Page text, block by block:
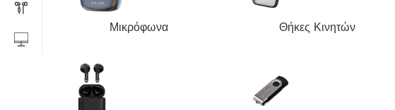
Μικρόφωνα Θήκες Κινητών